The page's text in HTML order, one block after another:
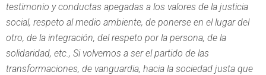
testimonio y conductas apegadas a los valores de la justicia
social, respeto al medio ambiente, de ponerse en el lugar del
otro, de la integración, del respeto por la persona, de la
solidaridad, etc., Si volvemos a ser el partido de las
transformaciones, de vanguardia, hacia la sociedad justa que